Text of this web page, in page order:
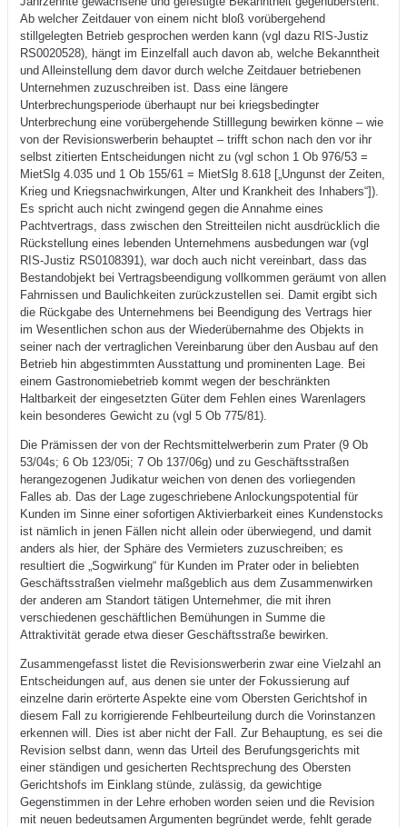
Ab welcher Zeitdauer von einem nicht bloß vorübergehend
stillgelegten Betrieb gesprochen werden kann (vgl dazu RIS-Justiz
RS0020528), hängt im Einzelfall auch davon ab, welche Bekanntheit
und Alleinstellung dem davor durch welche Zeitdauer betriebenen
Unternehmen zuzuschreiben ist. Dass eine längere
Unterbrechungsperiode überhaupt nur bei kriegsbedingter
Unterbrechung eine vorübergehende Stilllegung bewirken könne – wie
von der Revisionswerberin behauptet – trifft schon nach den vor ihr
selbst zitierten Entscheidungen nicht zu (vgl schon 1 Ob 976/53 =
MietSlg 4.035 und 1 Ob 155/61 = MietSlg 8.618 [„Ungunst der Zeiten,
Krieg und Kriegsnachwirkungen, Alter und Krankheit des Inhabers“]).
Es spricht auch nicht zwingend gegen die Annahme eines
Pachtvertrags, dass zwischen den Streitteilen nicht ausdrücklich die
Rückstellung eines lebenden Unternehmens ausbedungen war (vgl
RIS-Justiz RS0108391), war doch auch nicht vereinbart, dass das
Bestandobjekt bei Vertragsbeendigung vollkommen geräumt von allen
Fahrnissen und Baulichkeiten zurückzustellen sei. Damit ergibt sich
die Rückgabe des Unternehmens bei Beendigung des Vertrags hier
im Wesentlichen schon aus der Wiederübernahme des Objekts in
seiner nach der vertraglichen Vereinbarung über den Ausbau auf den
Betrieb hin abgestimmten Ausstattung und prominenten Lage. Bei
einem Gastronomiebetrieb kommt wegen der beschränkten
Haltbarkeit der eingesetzten Güter dem Fehlen eines Warenlagers
kein besonderes Gewicht zu (vgl 5 Ob 775/81).
Die Prämissen der von der Rechtsmittelwerberin zum Prater (9 Ob
53/04s; 6 Ob 123/05i; 7 Ob 137/06g) und zu Geschäftsstraßen
herangezogenen Judikatur weichen von denen des vorliegenden
Falles ab. Das der Lage zugeschriebene Anlockungspotential für
Kunden im Sinne einer sofortigen Aktivierbarkeit eines Kundenstocks
ist nämlich in jenen Fällen nicht allein oder überwiegend, und damit
anders als hier, der Sphäre des Vermieters zuzuschreiben; es
resultiert die „Sogwirkung“ für Kunden im Prater oder in beliebten
Geschäftsstraßen vielmehr maßgeblich aus dem Zusammenwirken
der anderen am Standort tätigen Unternehmer, die mit ihren
verschiedenen geschäftlichen Bemühungen in Summe die
Attraktivität gerade etwa dieser Geschäftsstraße bewirken.
Zusammengefasst listet die Revisionswerberin zwar eine Vielzahl an
Entscheidungen auf, aus denen sie unter der Fokussierung auf
einzelne darin erörterte Aspekte eine vom Obersten Gerichtshof in
diesem Fall zu korrigierende Fehlbeurteilung durch die Vorinstanzen
erkennen will. Dies ist aber nicht der Fall. Zur Behauptung, es sei die
Revision selbst dann, wenn das Urteil des Berufungsgerichts mit
einer ständigen und gesicherten Rechtsprechung des Obersten
Gerichtshofs im Einklang stünde, zulässig, da gewichtige
Gegenstimmen in der Lehre erhoben worden seien und die Revision
mit neuen bedeutsamen Argumenten begründet werde, fehlt gerade